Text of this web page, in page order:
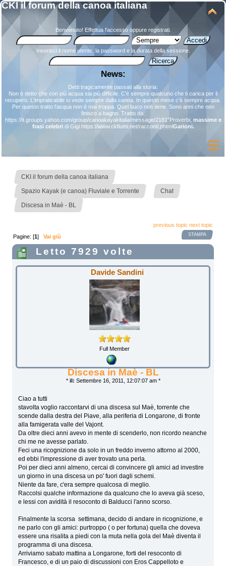
CKI il forum della canoa italiana
Benvenuto! Effettua l'accessooppure registrati.
Inserisci il nome utente, la password e la durata della sessione.
News:
Detti tragicamente passati alla storia:
Non è detto che con più acqua sia più difficile. C'è sempre qualcuno che ti carica per il
recupero. L'impraticabile si vede sempre dalla canoa. In questo mese c'è sempre acqua.
Per questo tratto l'acqua non è mai troppa. Quel buco non tiene. Sono anni che non
finisco a bagno. Tratto da:
https://it.groups.yahoo.com/group/canoakayakitalia/message/2181"Proverbi, massime e
frasi celebridi Gigi https://www.ckfiumi.net/racconti.phtmlGarioni.
CKI il forum della canoa italiana
Spazio Kayak (e canoa) Fluviale e Torrente Chat
Discesa in Maè - BL
previous topic next topic
STAMPA
Pagine: [1]Vai giù
Letto 7929 volte
Davide Sandini
Full Member
Discesa in Maè - BL
* il: Settembre 16, 2011, 12:07:07 am *
Ciao a tutti
stavolta voglio raccontarvi di una discesa sul Maè, torrente che
scende dalla destra del Piave, alla periferia di Longarone, di fronte
alla famigerata valle del Vajont.
Da oltre dieci anni avevo in mente di scenderlo, non ricordo neanche
chi me ne avesse parlato.
Feci una ricognizione da solo in un freddo inverno attorno al 2000,
ed ebbi l'impressione di aver trovato una perla.
Poi per dieci anni almeno, cercai di convincere gli amici ad investire
un giorno in una discesa un po' fuori dagli schemi.
Niente da fare, c'era sempre qualcosa di meglio.
Raccolsi qualche informazione da qualcuno che lo aveva già sceso,
e lessi con avidità il resoconto di Balducci l'anno scorso.
Finalmente la scorsa settimana, decido di andare in ricognizione, e
ne parlo con gli amici: purtroppo ( o per fortuna) quella che doveva
essere una risalita a piedi con la muta nella gola del Maè diventa il
programma di una discesa.
Arriviamo sabato mattina a Longarone, forti del resoconto di
Francesco, e di un paio di discussioni con Eros Cappelloto e